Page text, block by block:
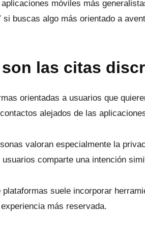
móviles más
si buscas algo más orientado a
las citas
orientadas a usuarios que
alejados de las
valoran especialmente la
usuarios comparte una intención
plataformas suele incorporar
más reservada.